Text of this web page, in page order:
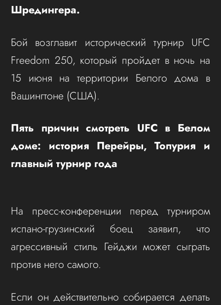
Шредингера.
Бой возглавит исторический турнир UFC
Freedom 250, который пройдет в ночь на
15 июня на территории Белого дома в
Вашингтоне (США).
Пять причин смотреть UFC в Белом
доме: история Перейры, Топурия и
главный турнир года
На пресс-конференции перед турниром
испано-грузинский боец заявил, что
агрессивный стиль Гейджи может сыграть
против него самого.
Если он действительно собирается делать